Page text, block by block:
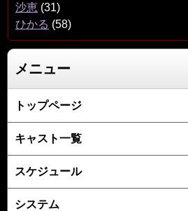
沙恵 (31)
ひかる (58)
メニュー
トップページ
キャスト一覧
スケジュール
システム